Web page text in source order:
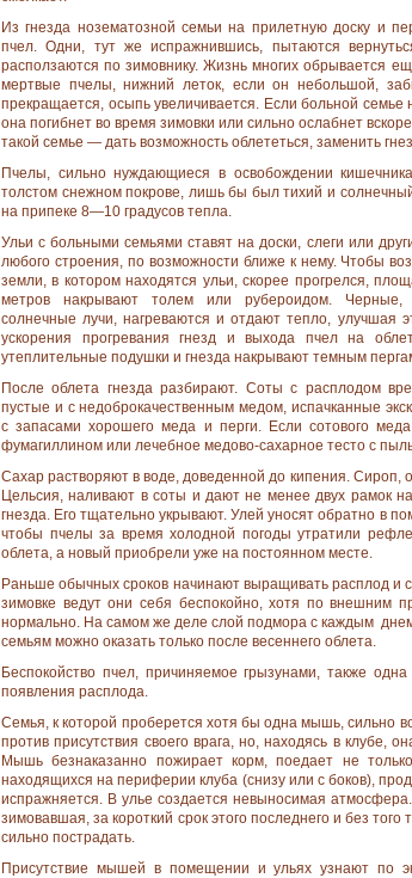
Из гнезда нозематозной семьи на прилетную доску и
пчел. Одни, тут же испраж­нившись, пытаются
расползаются по зимовнику. Жизнь многих обрывается
мертвые пчелы, нижний леток, если он небольшой,
прекра­щается, осыпь увеличивается. Если больной семье
она погибнет во время зимовки или сильно ослабнет
такой семье — дать возможность облететься, заменить
Пчелы, сильно нуждающиеся в освобождении
толстом снежном покрове, лишь бы был тихий и
на припеке 8—10 градусов тепла.
Ульи с больными семьями ставят на доски, слеги или
любого строения, по воз­можности ближе к нему. Чтобы
земли, в котором находятся ульи, скорее прогрелся,
метров накрывают толем или рубероидом. Черные,
солнечные лучи, нагреваются и отдают тепло, улучшая
ускорения прогревания гнезд и выхода пчел на
утеплительные подушки и гнезда накрывают темным
После облета гнезда разбирают. Соты с расплодом
пустые и с недоброкачественным медом, испачканные
с запасами хорошего меда и перги. Если сотового
фумагиллином или лечебное медово-сахарное тесто с
Сахар растворяют в воде, доведенной до кипения. Си­роп,
Цельсия, наливают в соты и дают не менее двух рамок
гнезда. Его тщательно укрывают. Улей уносят об­ратно в
чтобы пчелы за время холодной погоды утратили
облета, а новый приобрели уже на постоянном месте.
Раньше обычных сроков начинают выращивать расп­лод и
зимовке ведут они себя беспокойно, хотя по внешним
нормально. На самом же деле слой подмора с каждым
семьям можно оказать только после весеннего облета.
Беспокойство пчел, причиняемое грызунами, также
появления расплода.
Семья, к которой проберется хотя бы одна мышь, силь­но
против присутствия сво­его врага, но, находясь в клубе,
Мышь безнаказанно пожирает корм, поедает не
находящихся на периферии клуба (снизу или с боков),
испражняется. В улье создается невыносимая
зимовавшая, за короткий срок этого последнего и без
сильно пострадать.
Присутствие мышей в помещении и ульях узнают по